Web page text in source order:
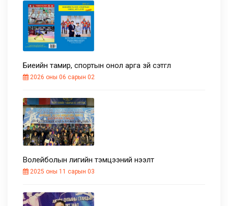
Биеийн тамир, спортын онол арга зүй сэтгүүл
2026 оны 06 сарын 02
Волейболын лигийн тэмцээний нээлт
2025 оны 11 сарын 03